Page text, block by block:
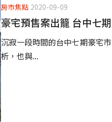
房市焦點 2020-09-09
豪宅預售案出籠 台中七
沉寂一段時間的台中七期豪宅
析，也與...